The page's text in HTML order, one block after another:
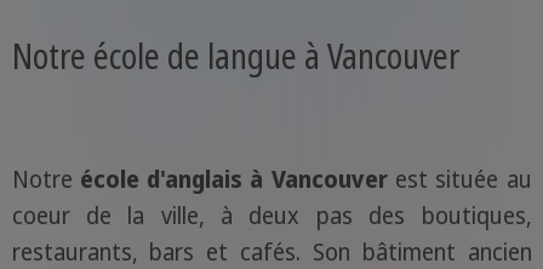
Notre école de langue à Vancouver
Notre école d'anglais à Vancouverest située au
coeur de la ville, à deux pas des boutiques,
restaurants, bars et cafés. Son bâtiment ancien